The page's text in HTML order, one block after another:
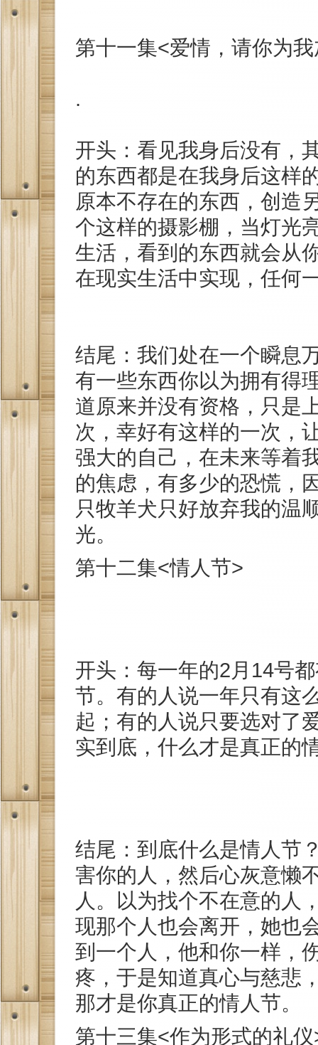
第十一集<爱情，请你为
.
开头：看见我身后没有，
的东西都是在我身后这样
原本不存在的东西，创造
个这样的摄影棚，当灯光
生活，看到的东西就会从
在现实生活中实现，任何
结尾：我们处在一个瞬息
有一些东西你以为拥有得
道原来并没有资格，只是
次，幸好有这样的一次，
强大的自己，在未来等着
的焦虑，有多少的恐慌，
只牧羊犬只好放弃我的温
光。
第十二集<情人节>
开头：每一年的2月14号
节。有的人说一年只有这
起；有的人说只要选对了
实到底，什么才是真正的
结尾：到底什么是情人节
害你的人，然后心灰意懒
人。以为找个不在意的人
现那个人也会离开，她也
到一个人，他和你一样，
疼，于是知道真心与慈悲
那才是你真正的情人节。
第十三集<作为形式的礼